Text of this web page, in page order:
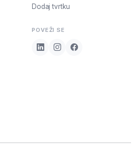
Dodaj tvrtku
POVEŽI SE